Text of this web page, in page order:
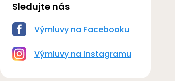
Sledujte nás
Výmluvy na Facebooku
Výmluvy na Instagramu